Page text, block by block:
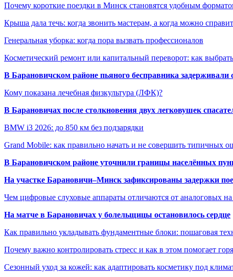
Почему короткие поездки в Минск становятся удобным
Крыша дала течь: когда звонить мастерам, а когда можно
Генеральная уборка: когда пора вызвать профессионалов
Косметический ремонт или капитальный переворот: как
В Барановичском районе пьяного бесправника задерживали
Кому показана лечебная физкультура (ЛФК)?
В Барановичах после столкновения двух легковушек
BMW i3 2026: до 850 км без подзарядки
Grand Mobile: как правильно начать и не совершить типичных
В Барановичском районе уточнили границы населённых
На участке Барановичи–Минск зафиксированы задержки
Чем цифровые слуховые аппараты отличаются от аналоговых на
На матче в Барановичах у болельщицы остановилось сердце
Как правильно укладывать фундаментные блоки: пошаговая
Почему важно контролировать стресс и как в этом помогает
Сезонный уход за кожей: как адаптировать косметику под